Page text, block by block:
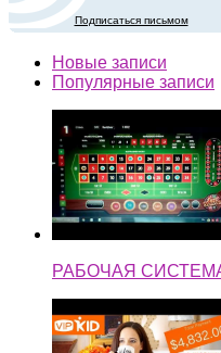
Подписаться письмом
Новые записи
Популярные записи
РАБОЧАЯ СИСТЕМА